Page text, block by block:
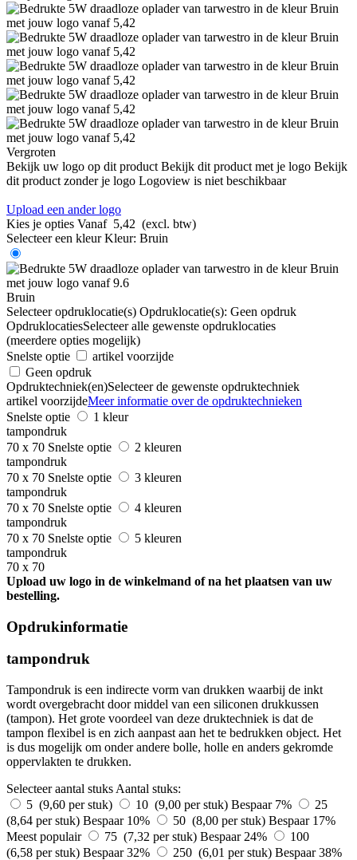
Vergroten
Bekijk uw logo op dit product Bekijk dit product met je logo Bekijk
dit product zonder je logo Logoview is niet beschikbaar
Upload een ander logo
Kies je opties Vanaf 5,42 (excl. btw)
Selecteer een kleur Kleur: Bruin
Bruin
Selecteer opdruklocatie(s) Opdruklocatie(s): Geen opdruk
OpdruklocatiesSelecteer alle gewenste opdruklocaties
(meerdere opties mogelijk)
Snelste optie
artikel voorzijde
Geen opdruk
Opdruktechniek(en)Selecteer de gewenste opdruktechniek
artikel voorzijdeMeer informatie over de opdruktechnieken
Snelste optie
1 kleur
tampondruk
70 x 70 Snelste optie
2 kleuren
tampondruk
70 x 70 Snelste optie
3 kleuren
tampondruk
70 x 70 Snelste optie
4 kleuren
tampondruk
70 x 70 Snelste optie
5 kleuren
tampondruk
70 x 70
Upload uw logo in de winkelmand of na het plaatsen van uw
bestelling.
Opdrukinformatie
tampondruk
Tampondruk is een indirecte vorm van drukken waarbij de inkt
wordt overgebracht door middel van een siliconen drukkussen
(tampon). Het grote voordeel van deze druktechniek is dat de
tampon flexibel is en zich aanpast aan het te bedrukken object. Het
is dus mogelijk om onder andere bolle, holle en anders gekromde
oppervlakten te drukken.
Selecteer aantal stuks Aantal stuks:
5 (9,60 per stuk)
10 (9,00 per stuk) Bespaar 7%
25
(8,64 per stuk) Bespaar 10% 50 (8,00 per stuk) Bespaar 17%
Meest populair
75 (7,32 per stuk) Bespaar 24%
100
(6,58 per stuk) Bespaar 32% 250 (6,01 per stuk) Bespaar 38%